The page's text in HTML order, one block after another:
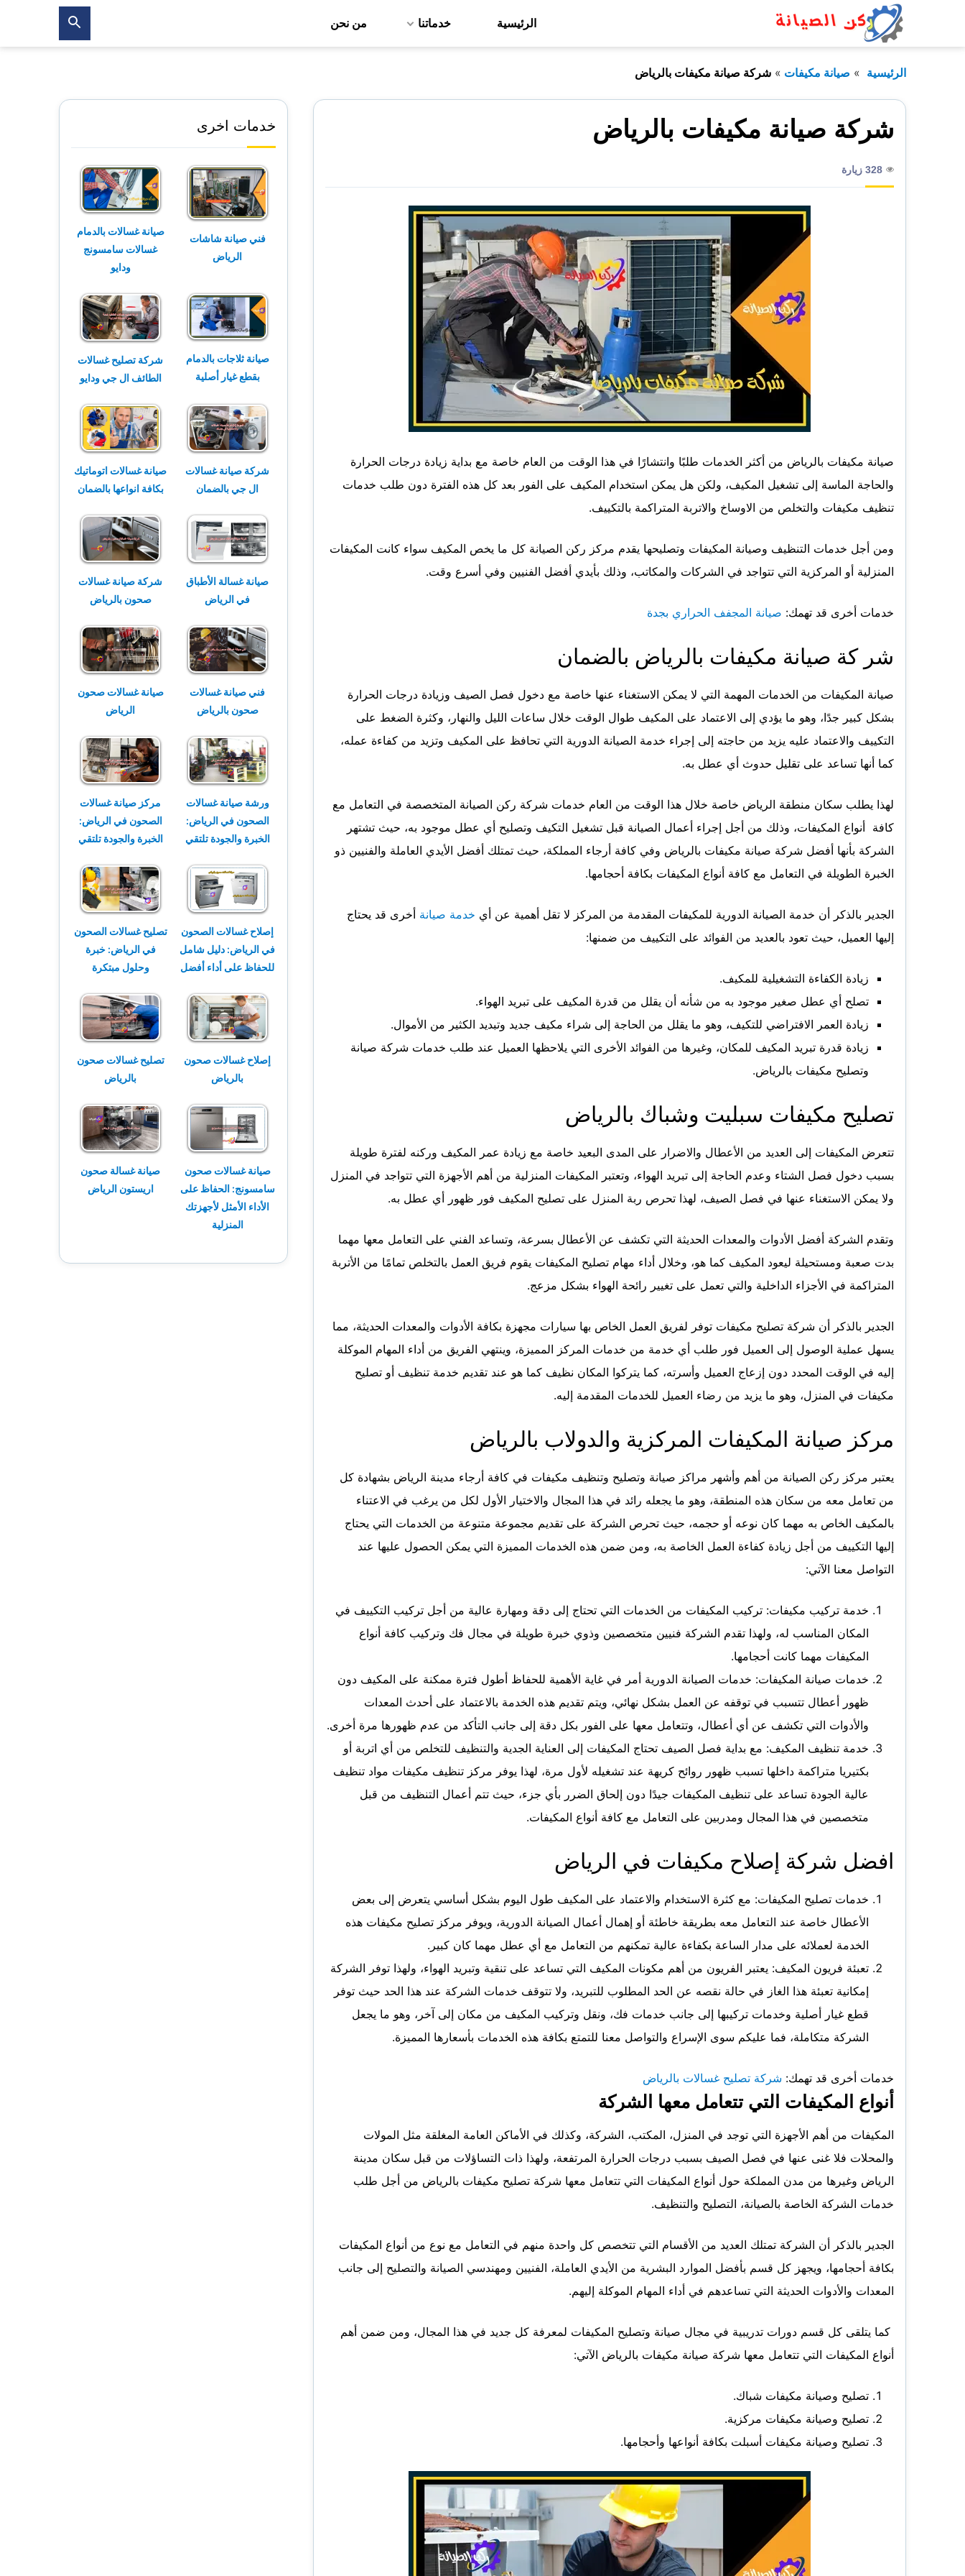
الرئيسية خدماتنا من نحن
بحث
عن
الرئيسية صيانة مكيفات شركة صيانة مكيفات بالرياض
شركة صيانة مكيفات بالرياض
328 زيارة
صيانة مكيفات بالرياض من أكثر الخدمات طلبًا وانتشارًا في هذا الوقت من العام خاصة مع بداية زيادة درجات الحرارة
والحاجة الماسة إلى تشغيل المكيف، ولكن هل يمكن استخدام المكيف على الفور بعد كل هذه الفترة دون طلب خدمات
تنظيف مكيفات والتخلص من الاوساخ والاتربة المتراكمة بالتكييف.
ومن أجل خدمات التنظيف وصيانة المكيفات وتصليحها يقدم مركز ركن الصيانة كل ما يخص المكيف سواء كانت المكيفات
المنزلية أو المركزية التي تتواجد في الشركات والمكاتب، وذلك بأيدي أفضل الفنيين وفي أسرع وقت.
خدمات أخرى قد تهمك: صيانة المجفف الحراري بجدة
شر كة صيانة مكيفات بالرياض بالضمان
صيانة المكيفات من الخدمات المهمة التي لا يمكن الاستغناء عنها خاصة مع دخول فصل الصيف وزيادة درجات الحرارة
بشكل كبير جدًا، وهو ما يؤدي إلى الاعتماد على المكيف طوال الوقت خلال ساعات الليل والنهار، وكثرة الضغط على
التكييف والاعتماد عليه يزيد من حاجته إلى إجراء خدمة الصيانة الدورية التي تحافظ على المكيف وتزيد من كفاءة عمله،
كما أنها تساعد على تقليل حدوث أي عطل به.
لهذا يطلب سكان منطقة الرياض خاصة خلال هذا الوقت من العام خدمات شركة ركن الصيانة المتخصصة في التعامل مع
كافة أنواع المكيفات، وذلك من أجل إجراء أعمال الصيانة قبل تشغيل التكيف وتصليح أي عطل موجود به، حيث تشتهر
الشركة بأنها أفضل شركة صيانة مكيفات بالرياض وفي كافة أرجاء المملكة، حيث تمتلك أفضل الأيدي العاملة والفنيين ذو
الخبرة الطويلة في التعامل مع كافة أنواع المكيفات بكافة أحجامها.
الجدير بالذكر أن خدمة الصيانة الدورية للمكيفات المقدمة من المركز لا تقل أهمية عن أي خدمة صيانة أخرى قد يحتاج
إليها العميل، حيث تعود بالعديد من الفوائد على التكييف من ضمنها:
زيادة الكفاءة التشغيلية للمكيف.
تصلح أي عطل صغير موجود به من شأنه أن يقلل من قدرة المكيف على تبريد الهواء.
زيادة العمر الافتراضي للتكيف، وهو ما يقلل من الحاجة إلى شراء مكيف جديد وتبديد الكثير من الأموال.
زيادة قدرة تبريد المكيف للمكان، وغيرها من الفوائد الأخرى التي يلاحظها العميل عند طلب خدمات شركة صيانة
وتصليح مكيفات بالرياض.
تصليح مكيفات سبليت وشباك بالرياض
تتعرض المكيفات إلى العديد من الأعطال والاضرار على المدى البعيد خاصة مع زيادة عمر المكيف وركنه لفترة طويلة
بسبب دخول فصل الشتاء وعدم الحاجة إلى تبريد الهواء، وتعتبر المكيفات المنزلية من أهم الأجهزة التي تتواجد في المنزل
ولا يمكن الاستغناء عنها في فصل الصيف، لهذا تحرص ربة المنزل على تصليح المكيف فور ظهور أي عطل به.
وتقدم الشركة أفضل الأدوات والمعدات الحديثة التي تكشف عن الأعطال بسرعة، وتساعد الفني على التعامل معها مهما
بدت صعبة ومستحيلة ليعود المكيف كما هو، وخلال أداء مهام تصليح المكيفات يقوم فريق العمل بالتخلص تمامًا من الأتربة
المتراكمة في الأجزاء الداخلية والتي تعمل على تغيير رائحة الهواء بشكل مزعج.
الجدير بالذكر أن شركة تصليح مكيفات توفر لفريق العمل الخاص بها سيارات مجهزة بكافة الأدوات والمعدات الحديثة، مما
يسهل عملية الوصول إلى العميل فور طلب أي خدمة من خدمات المركز المميزة، وينتهي الفريق من أداء المهام الموكلة
إليه في الوقت المحدد دون إزعاج العميل وأسرته، كما يتركوا المكان نظيف كما هو عند تقديم خدمة تنظيف أو تصليح
مكيفات في المنزل، وهو ما يزيد من رضاء العميل للخدمات المقدمة إليه.
مركز صيانة المكيفات المركزية والدولاب بالرياض
يعتبر مركز ركن الصيانة من أهم وأشهر مراكز صيانة وتصليح وتنظيف مكيفات في كافة أرجاء مدينة الرياض بشهادة كل
من تعامل معه من سكان هذه المنطقة، وهو ما يجعله رائد في هذا المجال والاختيار الأول لكل من يرغب في الاعتناء
بالمكيف الخاص به مهما كان نوعه أو حجمه، حيث تحرص الشركة على تقديم مجموعة متنوعة من الخدمات التي يحتاج
إليها التكييف من أجل زيادة كفاءة العمل الخاصة به، ومن ضمن هذه الخدمات المميزة التي يمكن الحصول عليها عند
التواصل معنا الآتي:
خدمة تركيب مكيفات: تركيب المكيفات من الخدمات التي تحتاج إلى دقة ومهارة عالية من أجل تركيب التكييف في
المكان المناسب له، ولهذا تقدم الشركة فنيين متخصصين وذوي خبرة طويلة في مجال فك وتركيب كافة أنواع
المكيفات مهما كانت أحجامها.
خدمات صيانة المكيفات: خدمات الصيانة الدورية أمر في غاية الأهمية للحفاظ أطول فترة ممكنة على المكيف دون
ظهور أعطال تتسبب في توقفه عن العمل بشكل نهائي، ويتم تقديم هذه الخدمة بالاعتماد على أحدث المعدات
والأدوات التي تكشف عن أي أعطال، وتتعامل معها على الفور بكل دقة إلى جانب التأكد من عدم ظهورها مرة أخرى.
خدمة تنظيف المكيف: مع بداية فصل الصيف تحتاج المكيفات إلى العناية الجدية والتنظيف للتخلص من أي اتربة أو
بكتيريا متراكمة داخلها تسبب ظهور روائح كريهة عند تشغيله لأول مرة، لهذا يوفر مركز تنظيف مكيفات مواد تنظيف
عالية الجودة تساعد على تنظيف المكيفات جيدًا دون إلحاق الضرر بأي جزء، حيث تتم أعمال التنظيف من قبل
متخصصين في هذا المجال ومدربين على التعامل مع كافة أنواع المكيفات.
افضل شركة إصلاح مكيفات في الرياض
خدمات تصليح المكيفات: مع كثرة الاستخدام والاعتماد على المكيف طول اليوم بشكل أساسي يتعرض إلى بعض
الأعطال خاصة عند التعامل معه بطريقة خاطئة أو إهمال أعمال الصيانة الدورية، ويوفر مركز تصليح مكيفات هذه
الخدمة لعملائه على مدار الساعة بكفاءة عالية تمكنهم من التعامل مع أي عطل مهما كان كبير.
تعبئة فريون المكيف: يعتبر الفريون من أهم مكونات المكيف التي تساعد على تنقية وتبريد الهواء، ولهذا توفر الشركة
إمكانية تعبئة هذا الغاز في حالة نقصه عن الحد المطلوب للتبريد، ولا تتوقف خدمات الشركة عند هذا الحد حيث توفر
قطع غيار أصلية وخدمات تركيبها إلى جانب خدمات فك، ونقل وتركيب المكيف من مكان إلى آخر، وهو ما يجعل
الشركة متكاملة، فما عليكم سوى الإسراع والتواصل معنا للتمتع بكافة هذه الخدمات بأسعارها المميزة.
خدمات أخرى قد تهمك: شركة تصليح غسالات بالرياض
أنواع المكيفات التي تتعامل معها الشركة
المكيفات من أهم الأجهزة التي توجد في المنزل، المكتب، الشركة، وكذلك في الأماكن العامة المغلقة مثل المولات
والمحلات فلا غنى عنها في فصل الصيف بسبب درجات الحرارة المرتفعة، ولهذا ذات التساؤلات من قبل سكان مدينة
الرياض وغيرها من مدن المملكة حول أنواع المكيفات التي تتعامل معها شركة تصليح مكيفات بالرياض من أجل طلب
خدمات الشركة الخاصة بالصيانة، التصليح والتنظيف.
الجدير بالذكر أن الشركة تمتلك العديد من الأقسام التي تتخصص كل واحدة منهم في التعامل مع نوع من أنواع المكيفات
بكافة أحجامها، ويجهز كل قسم بأفضل الموارد البشرية من الأيدي العاملة، الفنيين ومهندسي الصيانة والتصليح إلى جانب
المعدات والأدوات الحديثة التي تساعدهم في أداء المهام الموكلة إليهم.
كما يتلقى كل قسم دورات تدريبية في مجال صيانة وتصليح المكيفات لمعرفة كل جديد في هذا المجال، ومن ضمن أهم
أنواع المكيفات التي تتعامل معها شركة صيانة مكيفات بالرياض الآتي:
تصليح وصيانة مكيفات شباك.
تصليح وصيانة مكيفات مركزية.
تصليح وصيانة مكيفات أسبلت بكافة أنواعها وأحجامها.
خدمات اخرى
فني صيانة شاشات
الرياض
صيانة غسالات بالدمام
غسالات سامسونج
ودايو
صيانة ثلاجات بالدمام
بقطع غيار أصلية
شركة تصليح غسالات
الطائف ال جي ودايو
شركة صيانة غسالات
ال جي بالضمان
صيانة غسالات اتوماتيك
بكافة انواعها بالضمان
صيانة غسالة الأطباق
في الرياض
شركة صيانة غسالات
صحون بالرياض
فني صيانة غسالات
صحون بالرياض
صيانة غسالات صحون
الرياض
ورشة صيانة غسالات
الصحون في الرياض:
الخبرة والجودة تلتقي
مركز صيانة غسالات
الصحون في الرياض:
الخبرة والجودة تلتقي
إصلاح غسالات الصحون
في الرياض: دليل شامل
للحفاظ على أداء أفضل
تصليح غسالات الصحون
في الرياض: خبرة
وحلول مبتكرة
إصلاح غسالات صحون
بالرياض
تصليح غسالات صحون
بالرياض
صيانة غسالات صحون
سامسونج: الحفاظ على
الأداء الأمثل لأجهزتك
المنزلية
صيانة غسالة صحون
اريستون الرياض